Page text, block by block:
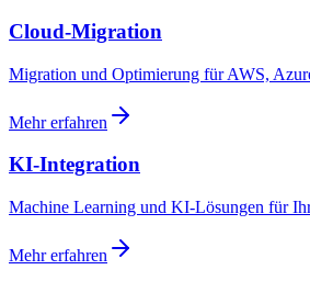
Cloud-Migration
Migration und Optimierung für AWS,
Mehr erfahren
KI-Integration
Machine Learning und KI-Lösungen für
Mehr erfahren